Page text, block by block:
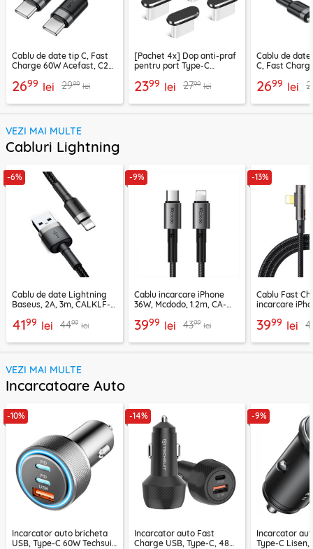
Cablu de date tip C, Fast
Charge 60W Acefast, C22-
2699 lei 2999 lei
[Pachet 4x] Dop anti-praf
pentru port Type-C
2399 lei 2799 lei
Cablu de date
C, Fast
2699 lei
VEZI MAI MULTE
Cabluri Lightning
-6%
Cablu de date Lightning
Baseus, 2A, 3m, CALKLF-
4199 lei 4499 lei
-9%
Cablu incarcare iPhone
36W, Mcdodo, 1.2m, CA-
3999 lei 4399 lei
-13%
Cablu Fast
incarcare
3999 lei
VEZI MAI MULTE
Incarcatoare Auto
-10%
Incarcator auto bricheta
USB, Type-C 60W Techsuit
-14%
Incarcator auto Fast
Charge USB, Type-C, 48W
-9%
Incarcator
Type-C Lisen,